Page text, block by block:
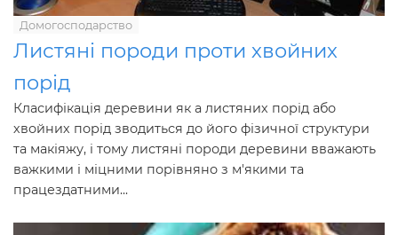
Домогосподарство
Листяні породи проти хвойних
порід
Класифікація деревини як а листяних порід або
хвойних порід зводиться до його фізичної структури
та макіяжу, і тому листяні породи деревини вважають
важкими і міцними порівняно з м'якими та
працездатними...